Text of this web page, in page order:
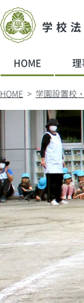
学校
HOME
HOME 学園設置校